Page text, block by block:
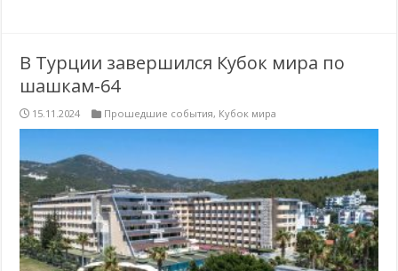
В Турции завершился Кубок мира по
шашкам-64
15.11.2024 Прошедшие события, Кубок мира